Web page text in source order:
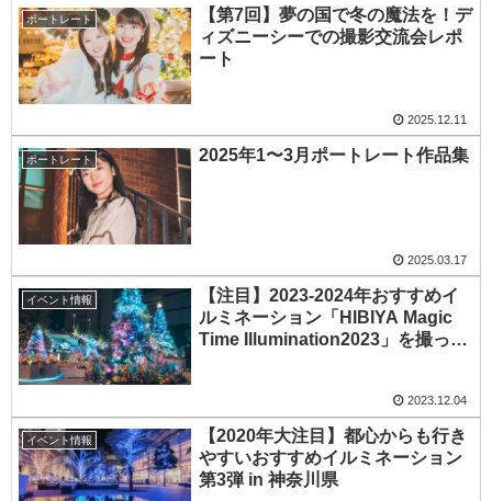
ポートレート
【第7回】夢の国で冬の魔法を！デ
ィズニーシーでの撮影交流会レポ
ート
2025.12.11
ポートレート 2025年1〜3月ポートレート作品集
2025.03.17
イベント情報
【注目】2023-2024年おすすめイ
ルミネーション「HIBIYA Magic
Time Illumination2023」を撮って
2023.12.04
イベント情報
【2020年大注目】都心からも行き
やすいおすすめイルミネーション
第3弾 in 神奈川県